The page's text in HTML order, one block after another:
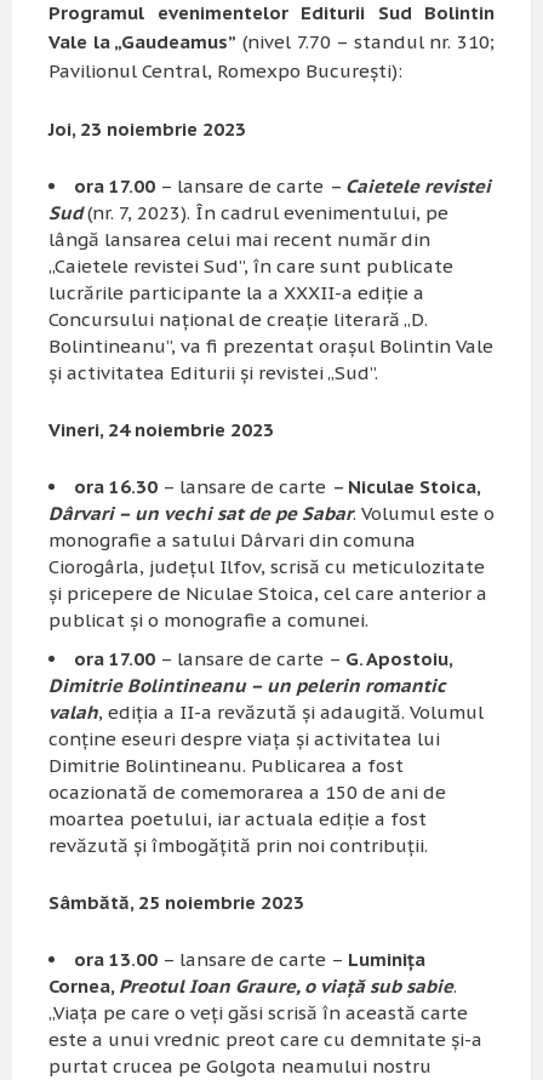
Programul evenimentelor Editurii Sud Bolintin
Vale la „Gaudeamus” (nivel 7.70 – standul nr. 310;
Pavilionul Central, Romexpo Bucureşti):
Joi, 23 noiembrie 2023
ora 17.00 – lansare de carte – Caietele revistei
Sud(nr. 7, 2023). În cadrul evenimentului, pe
lângă lansarea celui mai recent număr din
„Caietele revistei Sud”, în care sunt publicate
lucrările participante la a XXXII-a ediţie a
Concursului naţional de creaţie literară „D.
Bolintineanu”, va fi prezentat oraşul Bolintin Vale
şi activitatea Editurii şi revistei „Sud”.
Vineri, 24 noiembrie 2023
ora 16.30 – lansare de carte – Niculae Stoica,
Dârvari – un vechi sat de pe Sabar. Volumul este o
monografie a satului Dârvari din comuna
Ciorogârla, judeţul Ilfov, scrisă cu meticulozitate
şi pricepere de Niculae Stoica, cel care anterior a
publicat şi o monografie a comunei.
ora 17.00 – lansare de carte – G. Apostoiu,
Dimitrie Bolintineanu – un pelerin romantic
valah, ediţia a II-a revăzută şi adaugită. Volumul
conţine eseuri despre viaţa şi activitatea lui
Dimitrie Bolintineanu. Publicarea a fost
ocazionată de comemorarea a 150 de ani de
moartea poetului, iar actuala ediţie a fost
revăzută şi îmbogăţită prin noi contribuţii.
Sâmbătă, 25 noiembrie 2023
ora 13.00 – lansare de carte – Luminiţa
Cornea, Preotul Ioan Graure, o viaţă sub sabie.
„Viaţa pe care o veţi găsi scrisă în această carte
este a unui vrednic preot care cu demnitate şi-a
purtat crucea pe Golgota neamului nostru